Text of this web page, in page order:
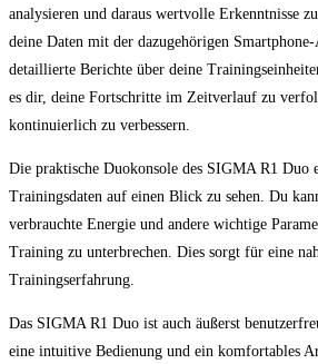
analysieren und daraus wertvolle Erkenntnisse
deine Daten mit der dazugehörigen
detaillierte Berichte über deine
es dir, deine Fortschritte im Zeitverlauf zu
kontinuierlich zu verbessern.
Die praktische Duokonsole des SIGMA R1 Duo
Trainingsdaten auf einen Blick zu sehen. Du
verbrauchte Energie und andere wichtige
Training zu unterbrechen. Dies sorgt für eine
Trainingserfahrung.
Das SIGMA R1 Duo ist auch äußerst
eine intuitive Bedienung und ein komfortables